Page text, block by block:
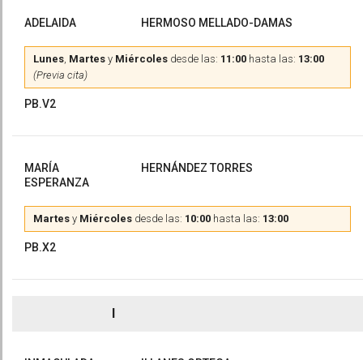
ADELAIDA HERMOSO MELLADO-DAMAS
Lunes, Martes y Miércoles desde las: 11:00 hasta las: 13:00
(Previa cita)
PB.V2
MARÍA
ESPERANZA
HERNÁNDEZ TORRES
Martes y Miércoles desde las: 10:00 hasta las: 13:00
PB.X2
I